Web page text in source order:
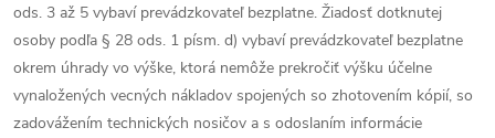
ods. 3 až 5 vybaví prevádzkovateľ bezplatne. Žiadosť dotknutej
osoby podľa § 28 ods. 1 písm. d) vybaví prevádzkovateľ bezplatne
okrem úhrady vo výške, ktorá nemôže prekročiť výšku účelne
vynaložených vecných nákladov spojených so zhotovením kópií, so
zadovážením technických nosičov a s odoslaním informácie